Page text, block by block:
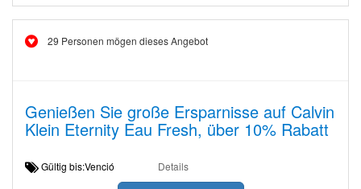
29 Personen mögen dieses Angebot
Genießen Sie große Ersparnisse auf Calvin
Klein Eternity Eau Fresh, über 10% Rabatt
Gültig bis:Venció Details